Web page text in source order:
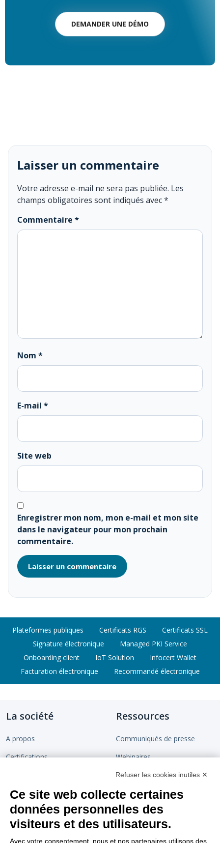
DEMANDER UNE DÉMO
Laisser un commentaire
Votre adresse e-mail ne sera pas publiée. Les
champs obligatoires sont indiqués avec*
Commentaire *
Nom *
E-mail *
Site web
Enregistrer mon nom, mon e-mail et mon site
dans le navigateur pour mon prochain
commentaire.
Plateformes publiques Certificats RGS
Certificats SSL
Signature électronique
Managed PKI Service
Onboarding client
IoT Solution
Infocert Wallet
Facturation électronique
Recommandé électronique
La société
A propos
Certifications
Rejoignez-nous
Contact
Ressources
Communiqués de presse
Webinaires
Chaîne de confiance
Blog
Support Nous suivre
Refuser les cookies inutiles ✕
Ce site web collecte certaines
données personnelles des
visiteurs et des utilisateurs.
Avec votre consentement, nous et nos partenaires utilisons des